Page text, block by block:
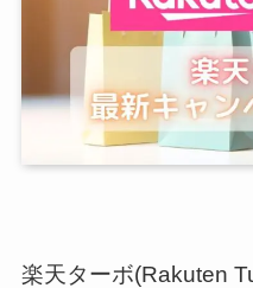
楽天ターボ(Rakuten